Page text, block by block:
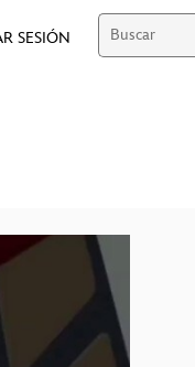
SESIÓN